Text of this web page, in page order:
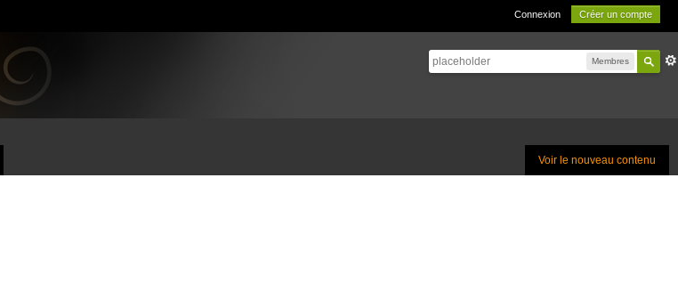
Connexion Créer un compte
Membres
Voir le nouveau contenu